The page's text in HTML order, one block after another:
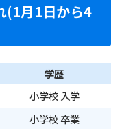
(1月1日から4
学歴
小学校 入学
小学校 卒業